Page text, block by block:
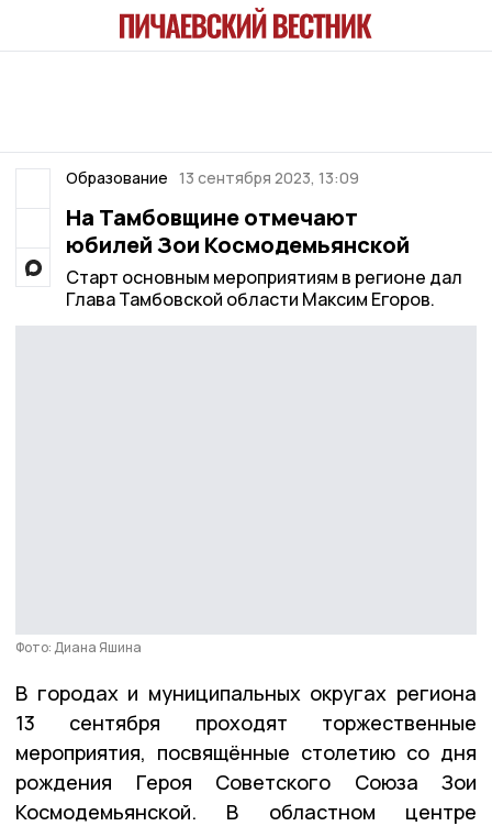
Образование 13 сентября 2023, 13:09
На Тамбовщине отмечают
юбилей Зои Космодемьянской
Старт основным мероприятиям в регионе дал
Глава Тамбовской области Максим Егоров.
Фото: Диана Яшина
В городах и муниципальных округах региона
13 сентября проходят торжественные
мероприятия, посвящённые столетию со дня
рождения Героя Советского Союза Зои
Космодемьянской. В областном центре